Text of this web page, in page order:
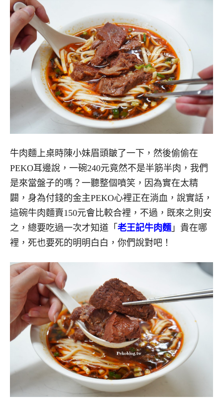
牛肉麵上桌時陳小妹眉頭皺了一下，然後偷偷在
PEKO耳邊說，一碗240元竟然不是半筋半肉，我們
是來當盤子的嗎？一聽整個噴笑，因為實在太精
闢，身為付錢的金主PEKO心裡正在淌血，說實話，
這碗牛肉麵賣150元會比較合裡，不過，既來之則安
之，總要吃過一次才知道「 老王記牛肉麵」貴在哪
裡，死也要死的明明白白，你們說對吧！